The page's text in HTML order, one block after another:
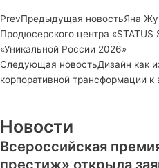
PrevПредыдущая новостьЯна
Продюсерского центра «STATUS
«Уникальной России 2026»
Следующая новостьДизайн как
корпоративной трансформации
Новости
Всероссийская